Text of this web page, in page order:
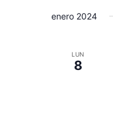
enero 2024
LUN
8